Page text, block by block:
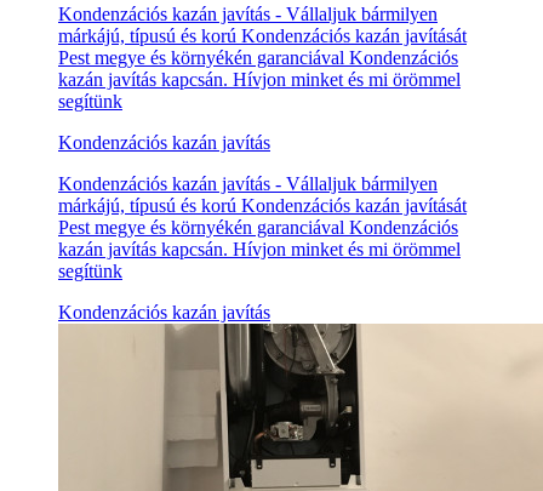
Kondenzációs kazán javítás - Vállaljuk bármilyen
márkájú, típusú és korú Kondenzációs kazán javítását
Pest megye és környékén garanciával Kondenzációs
kazán javítás kapcsán. Hívjon minket és mi örömmel
segítünk
Kondenzációs kazán javítás
Kondenzációs kazán javítás - Vállaljuk bármilyen
márkájú, típusú és korú Kondenzációs kazán javítását
Pest megye és környékén garanciával Kondenzációs
kazán javítás kapcsán. Hívjon minket és mi örömmel
segítünk
Kondenzációs kazán javítás